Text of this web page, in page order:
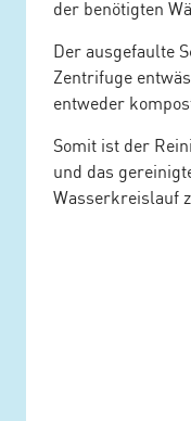
der benötigten
Der ausgefaulte
Zentrifuge
entweder
Somit ist der
und das
Wasserkreislauf